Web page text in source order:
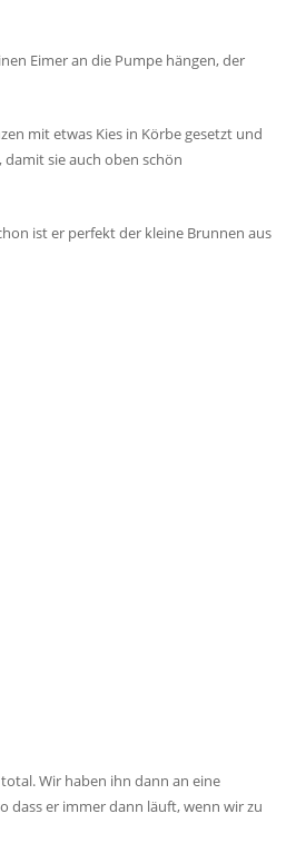
Eimer an die Pumpe hängen, der
mit etwas Kies in Körbe gesetzt und
damit sie auch oben schön
ist er perfekt der kleine Brunnen aus
Wir haben ihn dann an eine
dass er immer dann läuft, wenn wir zu